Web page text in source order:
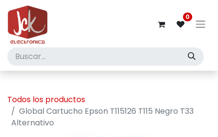
0
Todos los productos
Global Cartucho Epson T115126 T115 Negro T33
Alternativo